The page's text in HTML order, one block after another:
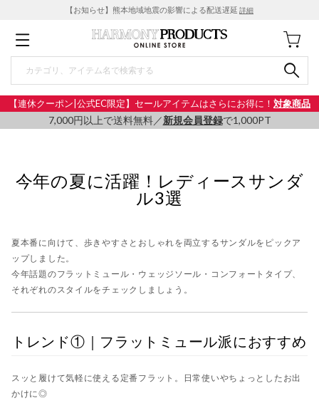
【お知らせ】熊本地域地震の影響による配送遅延 詳細
【連休クーポン|公式EC限定】セールアイテムはさらにお得に！ 対象商品
7,000円以上で送料無料／新規会員登録で1,000PT
今年の夏に活躍！レディースサンダ
ル3選
夏本番に向けて、歩きやすさとおしゃれを両立するサンダルをピックア
ップしました。
今年話題のフラットミュール・ウェッジソール・コンフォートタイプ、
それぞれのスタイルをチェックしましょう。
トレンド①｜フラットミュール派におすすめ
スッと履けて気軽に使える定番フラット。日常使いやちょっとしたお出
かけに◎